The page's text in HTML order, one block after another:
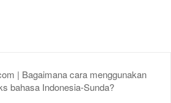
| Bagaimana cara menggunakan
bahasa Indonesia-Sunda?